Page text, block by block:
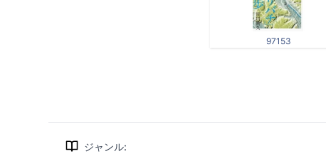
97153
ジャンル: